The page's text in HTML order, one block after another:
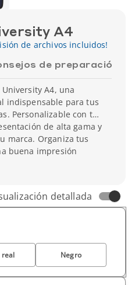
A4
de archivos incluidos!
de preparación
A4, una
indispensable para tus
Personalizable con tu
de alta gama y
marca. Organiza tus
buena impresión
Este
de 20 páginas.detallada
real Negro